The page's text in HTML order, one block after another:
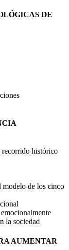
DE
recorrido histórico
de los cinco
la sociedad
AUMENTAR